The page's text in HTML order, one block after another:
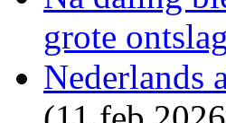
grote
Nederlands